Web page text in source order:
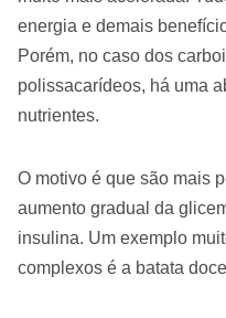
energia e demais
Porém, no caso dos
polissacarídeos, há uma
nutrientes.
O motivo é que são mais
aumento gradual da
insulina. Um exemplo
complexos é a batata